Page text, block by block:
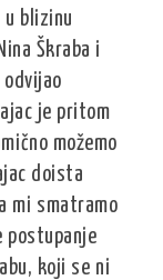
blizinu
Škraba i
je pritom
možemo
doista
mi smatramo
postupanje
koji se ni